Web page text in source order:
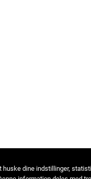
huske dine indstillinger,